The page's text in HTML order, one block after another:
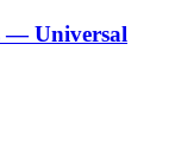
— Universal